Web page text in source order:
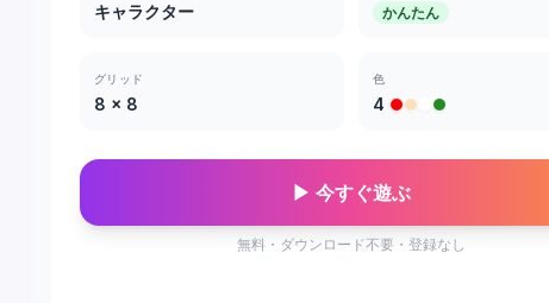
キャラクター かんたん
グリッド
8 × 8
色
4
▶ 今すぐ遊ぶ
無料・ダウンロード不要・登録なし